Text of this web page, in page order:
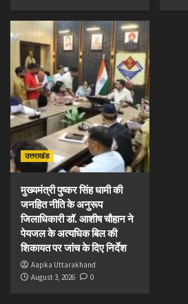
उत्तराखंड
मुख्यमंत्री पुष्कर सिंह धामी की
जनहित नीति के अनुरूप
जिलाधिकारी डॉ. आशीष चौहान ने
पेयजल के अत्यधिक बिल की
शिकायत पर जांच के दिए निर्देश
Aapka Uttarakhand
August 3, 2026
0